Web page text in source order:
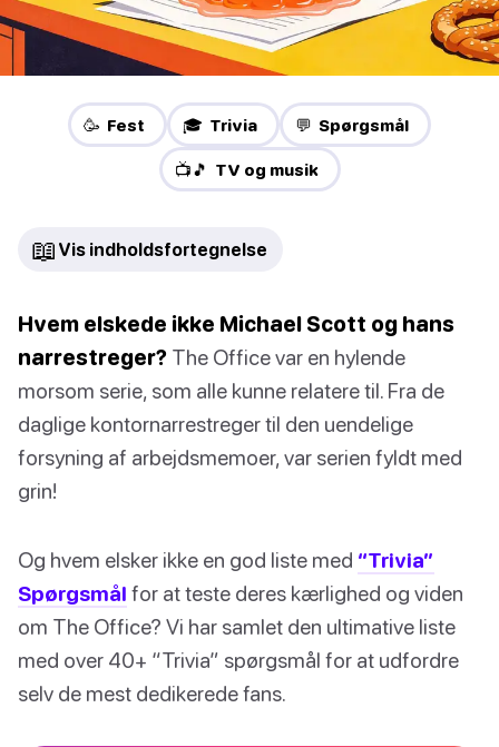
🥳 Fest 🎓 Trivia 💬 Spørgsmål
📺🎵 TV og musik
📖 Vis indholdsfortegnelse
Hvem elskede ikke Michael Scott og hans
narrestreger? The Office var en hylende
morsom serie, som alle kunne relatere til. Fra de
daglige kontornarrestreger til den uendelige
forsyning af arbejdsmemoer, var serien fyldt med
grin!
Og hvem elsker ikke en god liste med “Trivia”
Spørgsmål for at teste deres kærlighed og viden
om The Office? Vi har samlet den ultimative liste
med over 40+ “Trivia” spørgsmål for at udfordre
selv de mest dedikerede fans.